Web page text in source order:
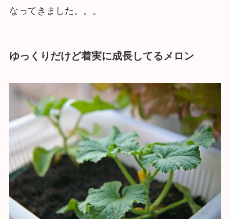
なってきました。。。
ゆっくりだけど着実に成長してるメロン